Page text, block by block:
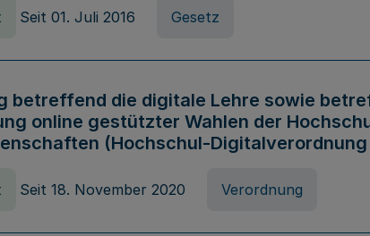
Seit 01. Juli 2016 Gesetz
betreffend die digitale Lehre sowie
online gestützter Wahlen der
(Hochschul-Digitalverordnung
Seit 18. November 2020 Verordnung